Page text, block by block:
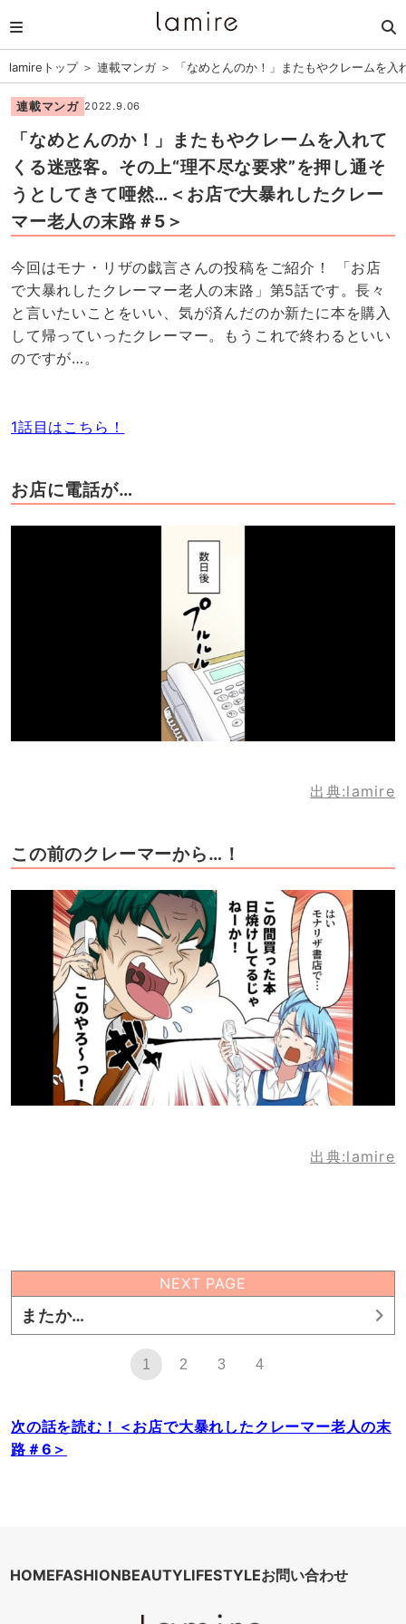
lamireトップ＞ 連載マンガ＞ 「なめとんのか！」またもやクレームを
連載マンガ 2022.9.06
「なめとんのか！」またもやクレームを入れて
くる迷惑客。その上“理不尽な要求”を押し通そ
うとしてきて唖然…＜お店で大暴れしたクレー
マー老人の末路＃5＞
今回はモナ・リザの戯言さんの投稿をご紹介！ 「お店
で大暴れしたクレーマー老人の末路」第5話です。長々
と言いたいことをいい、気が済んだのか新たに本を購入
して帰っていったクレーマー。もうこれで終わるといい
のですが…。
1話目はこちら！
お店に電話が…
出典:lamire
この前のクレーマーから…！
出典:lamire
NEXT PAGE
またか…
1 2 3 4
次の話を読む！＜お店で大暴れしたクレーマー老人の末
路＃6＞
HOMEFASHIONBEAUTYLIFESTYLEお問い合わせ